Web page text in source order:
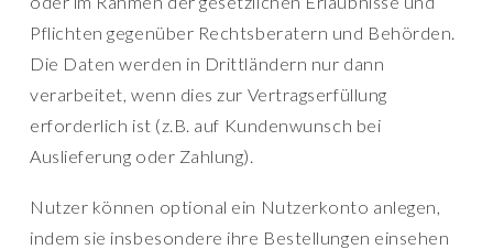
Pflichten gegenüber Rechtsberatern und Behörden.
Die Daten werden in Drittländern nur dann
verarbeitet, wenn dies zur Vertragserfüllung
erforderlich ist (z.B. auf Kundenwunsch bei
Auslieferung oder Zahlung).
Nutzer können optional ein Nutzerkonto anlegen,
indem sie insbesondere ihre Bestellungen einsehen